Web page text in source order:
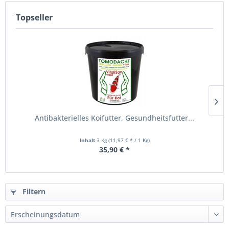
Topseller
Antibakterielles Koifutter, Gesundheitsfutter...
Inhalt 3 Kg(11,97 € * / 1 Kg)
35,90 € *
Filtern